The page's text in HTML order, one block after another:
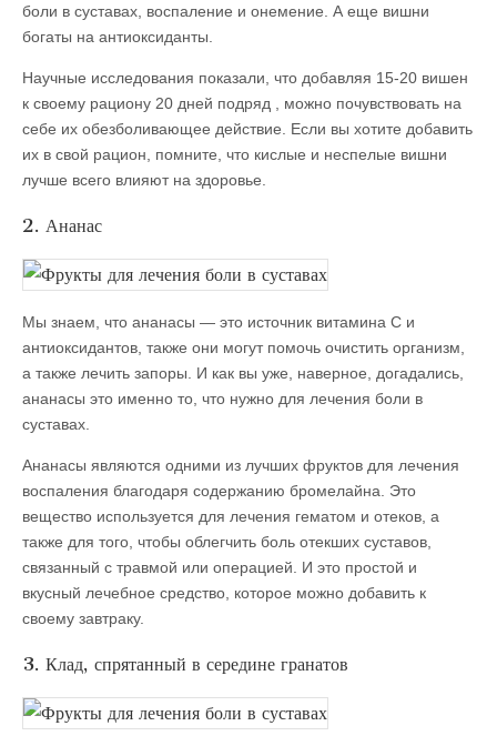
боли в суставах, воспаление и онемение. А еще вишни
богаты на антиоксиданты.
Научные исследования показали, что добавляя 15-20 вишен
к своему рациону 20 дней подряд , можно почувствовать на
себе их обезболивающее действие. Если вы хотите добавить
их в свой рацион, помните, что кислые и неспелые вишни
лучше всего влияют на здоровье.
2. Ананас
Мы знаем, что ананасы — это источник витамина С и
антиоксидантов, также они могут помочь очистить организм,
а также лечить запоры. И как вы уже, наверное, догадались,
ананасы это именно то, что нужно для лечения боли в
суставах.
Ананасы являются одними из лучших фруктов для лечения
воспаления благодаря содержанию бромелайна. Это
вещество используется для лечения гематом и отеков, а
также для того, чтобы облегчить боль отекших суставов,
связанный с травмой или операцией. И это простой и
вкусный лечебное средство, которое можно добавить к
своему завтраку.
3. Клад, спрятанный в середине гранатов